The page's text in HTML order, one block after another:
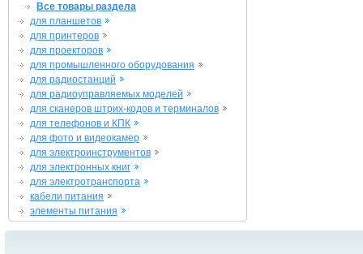
Все товары раздела
для планшетов
для принтеров
для проекторов
для промышленного оборудования
для радиостанций
для радиоуправляемых моделей
для сканеров штрих-кодов и терминалов
для телефонов и КПК
для фото и видеокамер
для электроинструментов
для электронных книг
для электротранспорта
кабели питания
элементы питания